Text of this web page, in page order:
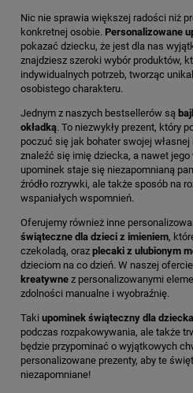
Nic nie sprawia większej radości niż
konkretnej osobie. Personalizowane
pokazać dziecku, że jest dla nas
znajdziesz szeroki wybór produktów,
indywidualnych potrzeb, tworząc
osobistego charakteru.
Jednym z naszych bestsellerów są
okładką. To niezwykły prezent, który
poczuć się jak bohater swojej
znaleźć się imię dziecka, a nawet
upominek staje się niezapomnianą
źródło rozrywki, ale także sposób na
wspaniałych wspomnień.
Oferujemy również inne
świąteczne dla dzieci z imieniem,
czekoladą, oraz plecaki z ulubionym
dzieciom na co dzień. W naszej
kreatywne z personalizowanymi
zdolności manualne i wyobraźnię.
Taki upominek świąteczny dla dziecka
podczas rozpakowywania, ale także
będzie przypominać o wyjątkowych
personalizowane prezenty, aby te
niezapomniane!